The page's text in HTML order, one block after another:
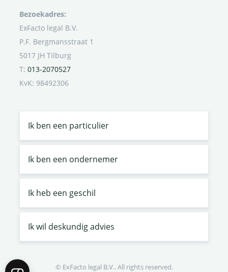
Bezoekadres:
ExFacto legal B.V.
P.F. Bergmansstraat 1
5017 JH Tilburg
T: 013-2070527
KvK: 98492306
Ik ben een particulier
Ik ben een ondernemer
Ik heb een geschil
Ik wil deskundig advies
© ExFacto legal B.V.. All rights reserved.